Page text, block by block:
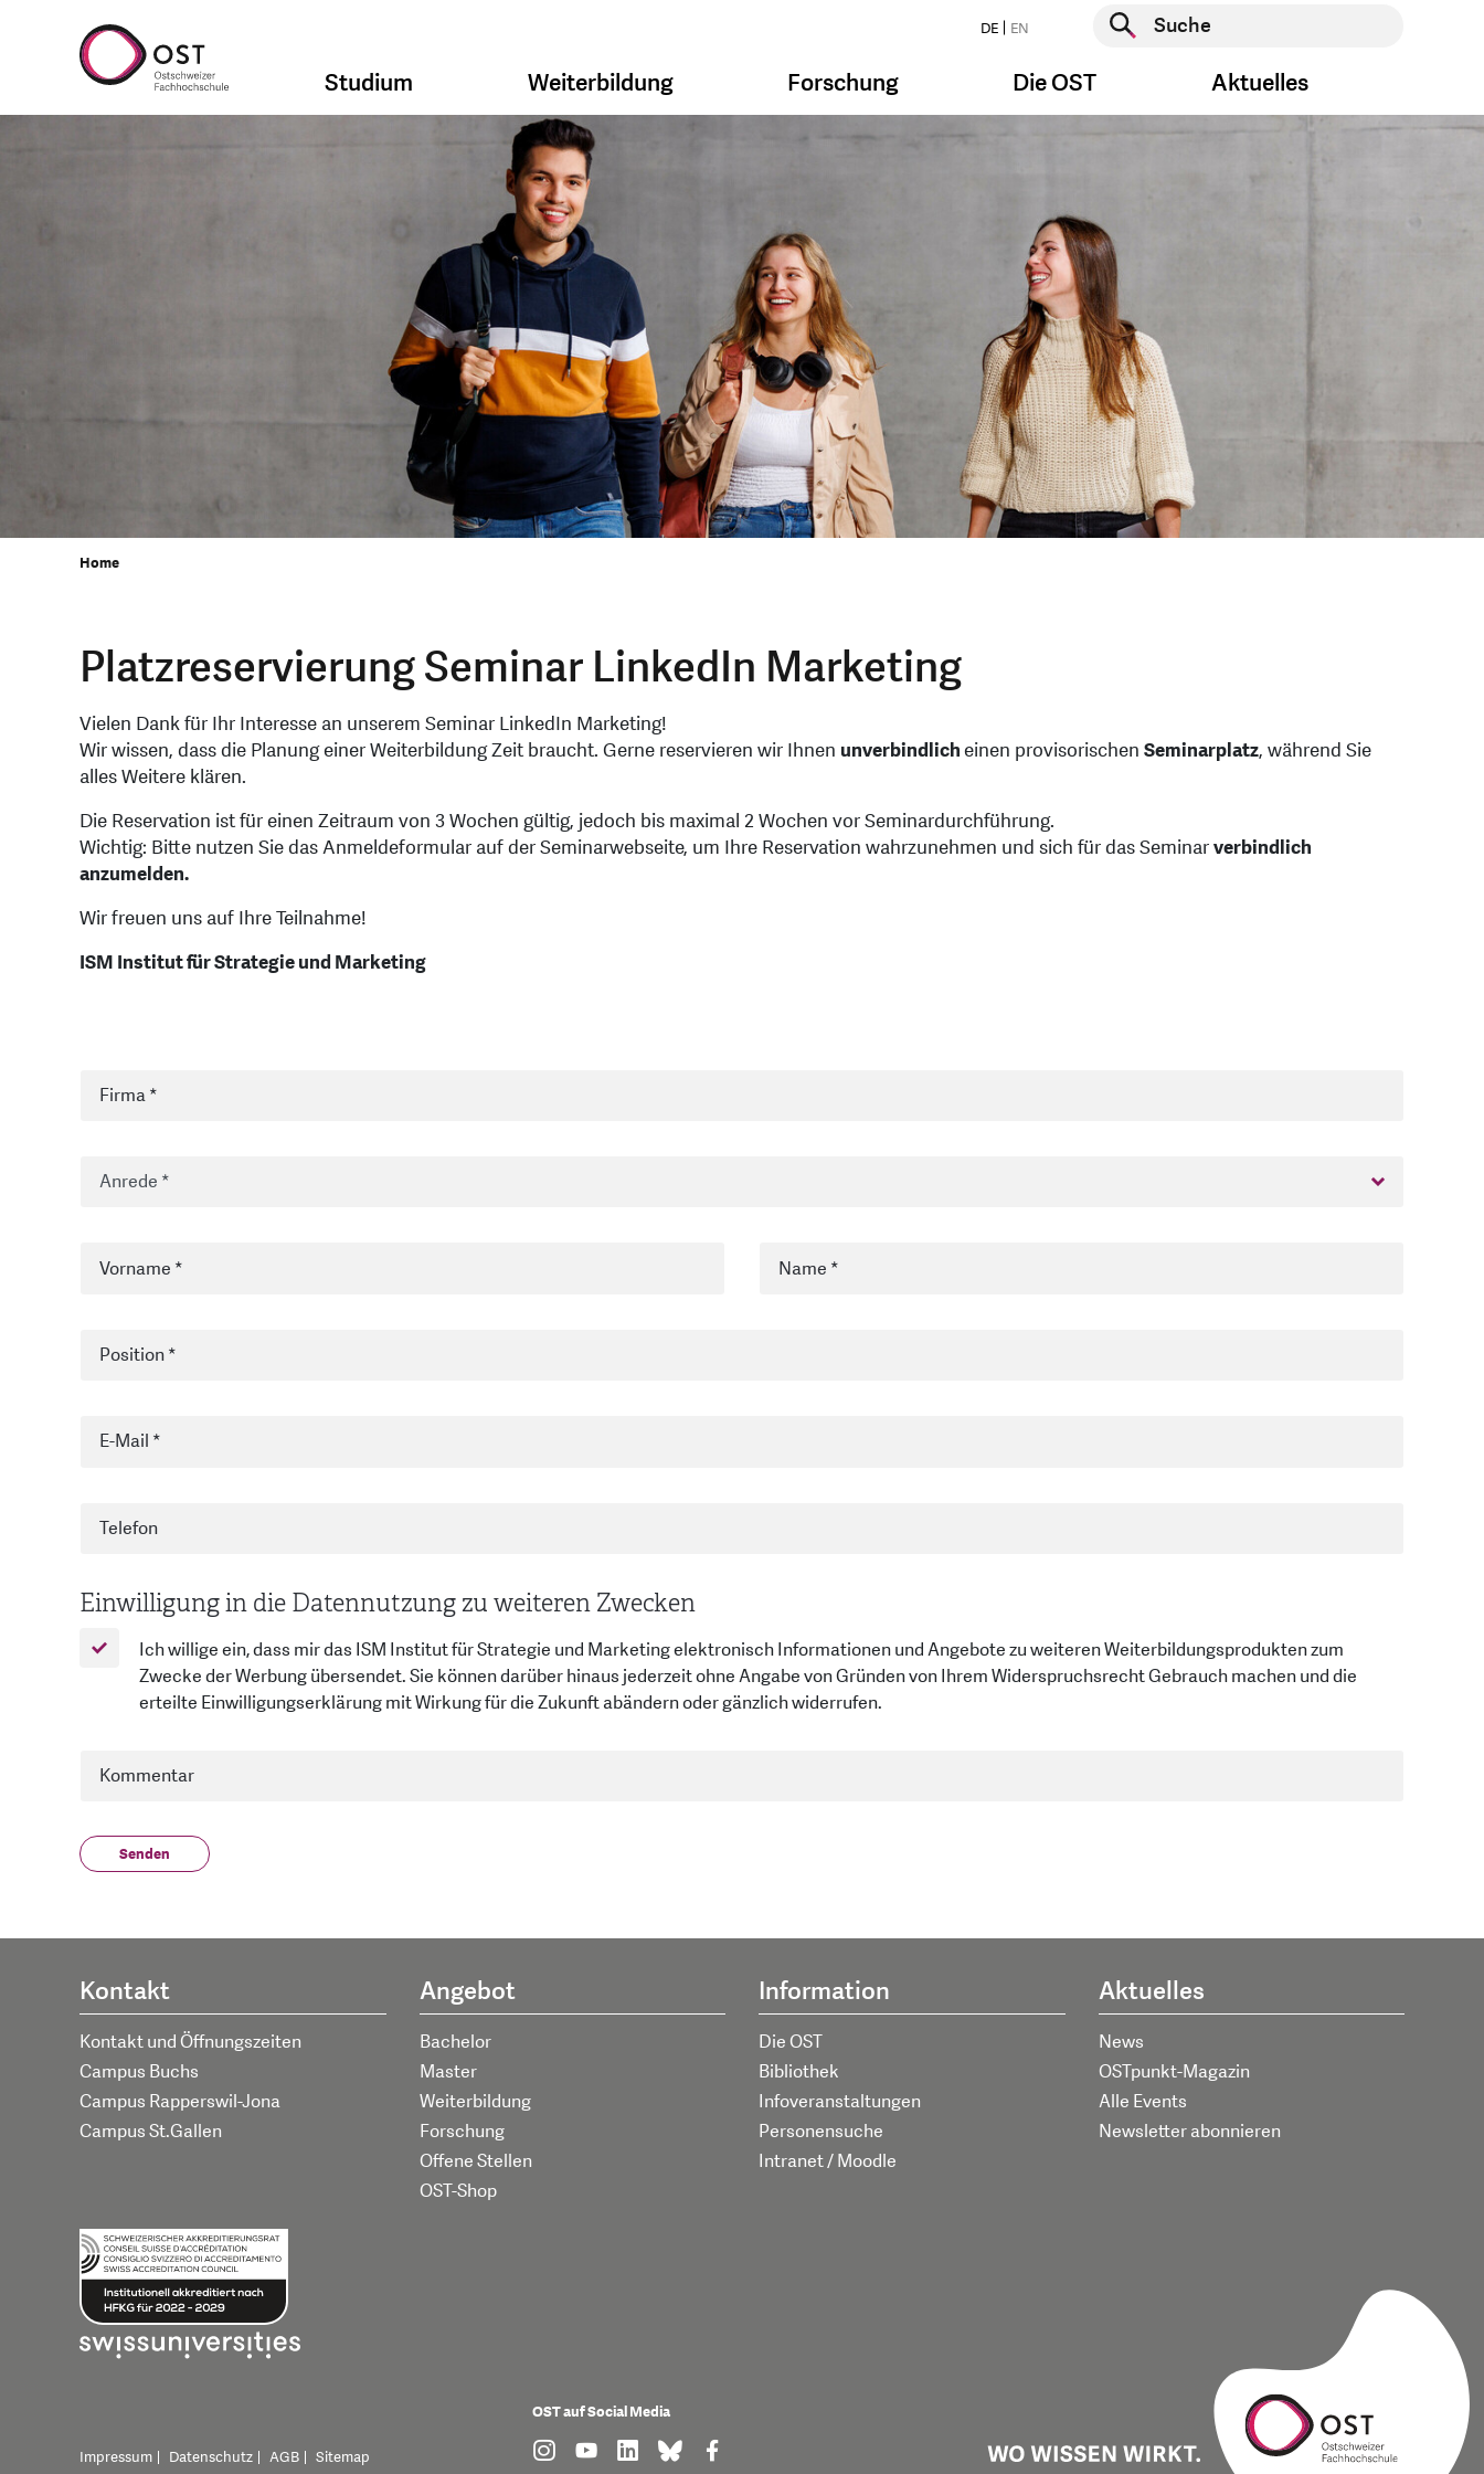
DE EN
Suche starten
Studium Weiterbildung Forschung Die OST Aktuelles
Home
Platzreservierung Seminar LinkedIn Marketing
Vielen Dank für Ihr Interesse an unserem Seminar LinkedIn Marketing!
Wir wissen, dass die Planung einer Weiterbildung Zeit braucht. Gerne reservieren wir Ihnen unverbindlicheinen provisorischen Seminarplatz, während Sie
alles Weitere klären.
Die Reservation ist für einen Zeitraum von 3 Wochen gültig, jedoch bis maximal 2 Wochen vor Seminardurchführung.
Wichtig: Bitte nutzen Sie das Anmeldeformular auf der Seminarwebseite, um Ihre Reservation wahrzunehmen und sich für das Seminarverbindlich
anzumelden.
Wir freuen uns auf Ihre Teilnahme!
ISM Institut für Strategie und Marketing
Einwilligung in die Datennutzung zu weiteren Zwecken
Ich willige ein, dass mir das ISM Institut für Strategie und Marketing elektronisch Informationen und Angebote zu weiteren Weiterbildungsprodukten zum
Zwecke der Werbung übersendet. Sie können darüber hinaus jederzeit ohne Angabe von Gründen von Ihrem Widerspruchsrecht Gebrauch machen und die
erteilte Einwilligungserklärung mit Wirkung für die Zukunft abändern oder gänzlich widerrufen.
Kontakt
Kontakt und Öffnungszeiten
Campus Buchs
Campus Rapperswil-Jona
Campus St.Gallen
Angebot
Bachelor
Master
Weiterbildung
Forschung
Offene Stellen
OST-Shop
Information
Die OST
Bibliothek
Infoveranstaltungen
Personensuche
Intranet / Moodle
Aktuelles
News
OSTpunkt-Magazin
Alle Events
Newsletter abonnieren
Impressum Datenschutz AGB Sitemap
OST auf Social Media
find us on: instagram
find us on: youtube
find us on: linkedin
find us on: bluesky
find us on: facebook